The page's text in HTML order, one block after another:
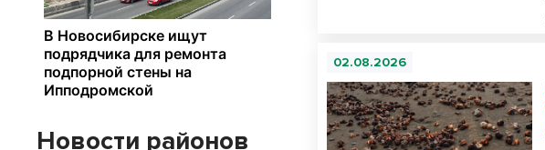
02.08.2026
Новости районов